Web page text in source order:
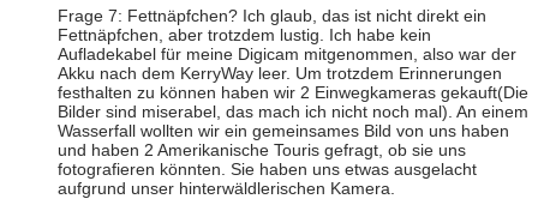
Frage 7: Fettnäpfchen? Ich glaub, das ist nicht direkt ein
Fettnäpfchen, aber trotzdem lustig. Ich habe kein
Aufladekabel für meine Digicam mitgenommen, also war der
Akku nach dem KerryWay leer. Um trotzdem Erinnerungen
festhalten zu können haben wir 2 Einwegkameras gekauft(Die
Bilder sind miserabel, das mach ich nicht noch mal). An einem
Wasserfall wollten wir ein gemeinsames Bild von uns haben
und haben 2 Amerikanische Touris gefragt, ob sie uns
fotografieren könnten. Sie haben uns etwas ausgelacht
aufgrund unser hinterwäldlerischen Kamera.